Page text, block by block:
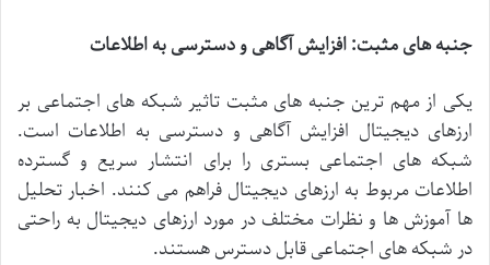
جنبههایمثبت:افزایشآگاهیودسترسیبهاطلاعات
یکی از مهم ترین جنبه های مثبت تاثیر شبکه های اجتماعی بر
ارزهای دیجیتال افزایش آگاهی و دسترسی به اطلاعات است.
شبکه های اجتماعی بستری را برای انتشار سریع و گسترده
اطلاعات مربوط به ارزهای دیجیتال فراهم می کنند. اخبار تحلیل
ها آموزش ها و نظرات مختلف در مورد ارزهای دیجیتال به راحتی
در شبکههای اجتماعیقابلدسترسهستند.